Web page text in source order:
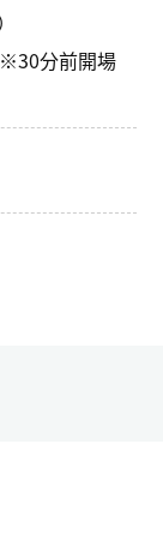
※30分前開場